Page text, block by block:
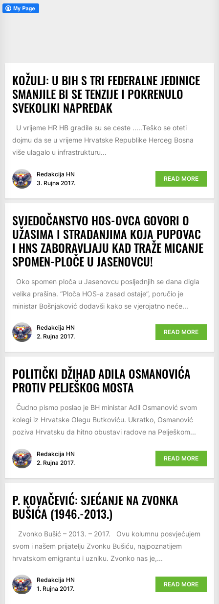
KOŽULJ: U BIH S TRI FEDERALNE JEDINICE
SMANJILE BI SE TENZIJE I POKRENULO
SVEKOLIKI NAPREDAK
U vrijeme HR HB gradile su se ceste .....Teško se oteti
dojmu da se u vrijeme Hrvatske Republike Herceg Bosna
više ulagalo u infrastrukturu...
Redakcija HN
3. Rujna 2017.
READ MORE
SVJEDOČANSTVO HOS-OVCA GOVORI O
UŽASIMA I STRADANJIMA KOJA PUPOVAC
I HNS ZABORAVLJAJU KAD TRAŽE MICANJE
SPOMEN-PLOČE U JASENOVCU!
Oko spomen ploča u Jasenovcu posljednjih se dana digla
velika prašina. “Ploča HOS-a zasad ostaje”, poručio je
ministar Bošnjaković dodavši kako se vjerojatno neće...
Redakcija HN
2. Rujna 2017.
READ MORE
POLITIČKI DŽIHAD ADILA OSMANOVIĆA
PROTIV PELJEŠKOG MOSTA
Čudno pismo poslao je BH ministar Adil Osmanović svom
kolegi iz Hrvatske Olegu Butkoviću. Ukratko, Osmanović
poziva Hrvatsku da hitno obustavi radove na Pelješkom...
Redakcija HN
2. Rujna 2017.
READ MORE
P. KOVAČEVIĆ: SJEĆANJE NA ZVONKA
BUŠIĆA (1946.-2013.)
Zvonko Bušić – 2013. – 2017. Ovu kolumnu posvjećujem
svom i našem prijatelju Zvonku Bušiću, najpoznatijem
hrvatskom emigrantu i uzniku. Zvonko nas je,...
Redakcija HN
1. Rujna 2017.
READ MORE